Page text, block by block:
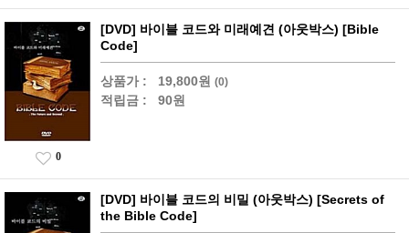
[DVD] 바이블 코드와 미래예견 (아웃박스) [Bible
Code]
상품가 : 19,800원 (0)
적립금 : 90원
0
[DVD] 바이블 코드의 비밀 (아웃박스) [Secrets of
the Bible Code]